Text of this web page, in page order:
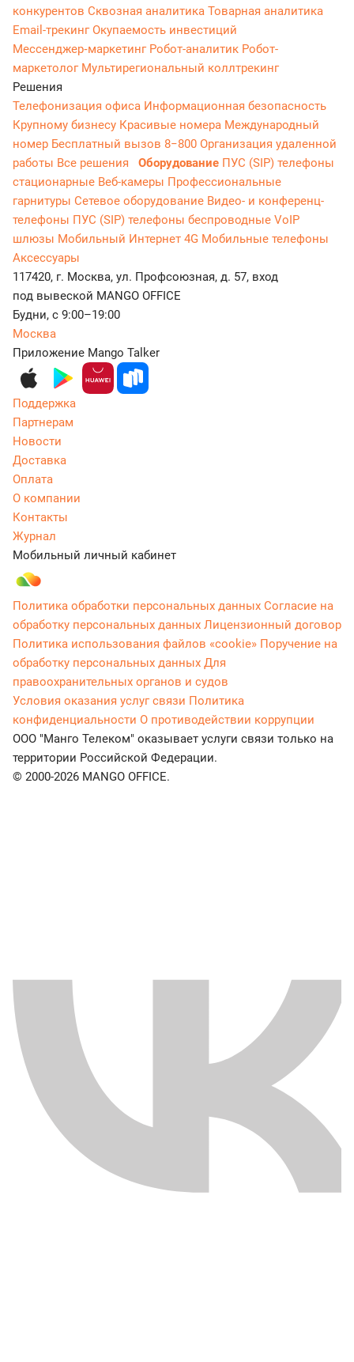
конкурентов Сквозная аналитика Товарная аналитика
Email-трекингОкупаемость инвестиций
Мессенджер‑маркетинг Робот-аналитик Робот-
маркетолог Мультирегиональный коллтрекинг
Решения
Телефонизация офиса Информационная безопасность
Крупному бизнесу Красивые номера Международный
номер Бесплатный вызов 8−800 Организация удаленной
работы Все решения Оборудование ПУС (SIP) телефоны
стационарные Веб-камеры Профессиональные
гарнитуры Сетевое оборудование Видео- и конференц-
телефоны ПУС (SIP) телефоны беспроводные VoIP
шлюзы Мобильный Интернет 4G Мобильные телефоны
Аксессуары
117420, г. Москва, ул. Профсоюзная, д. 57, вход
под вывеской MANGO OFFICE
Будни, с 9:00–19:00
Москва
Приложение Mango Talker
Поддержка
Партнерам
Новости
Доставка
Оплата
О компании
Контакты
Журнал
Мобильный личный кабинет
Политика обработки персональных данных Согласие на
обработку персональных данных Лицензионный договор
Политика использования файлов «cookie» Поручение на
обработку персональных данных Для
правоохранительных органов и судов
Условия оказания услуг связи Политика
конфиденциальности О противодействии коррупции
ООО "Манго Телеком" оказывает услуги связи только на
территории Российской Федерации.
© 2000-2026 MANGO OFFICE.